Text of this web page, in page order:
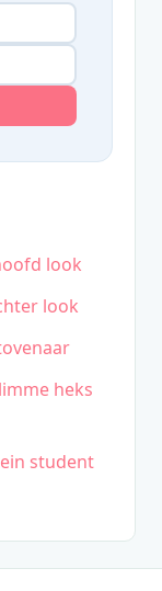
look
look
heks
student